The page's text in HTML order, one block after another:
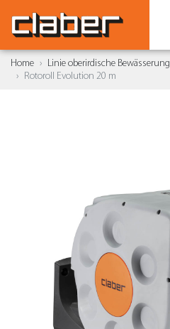
Home Linie oberirdische Bewässerung
Rotoroll Evolution 20 m